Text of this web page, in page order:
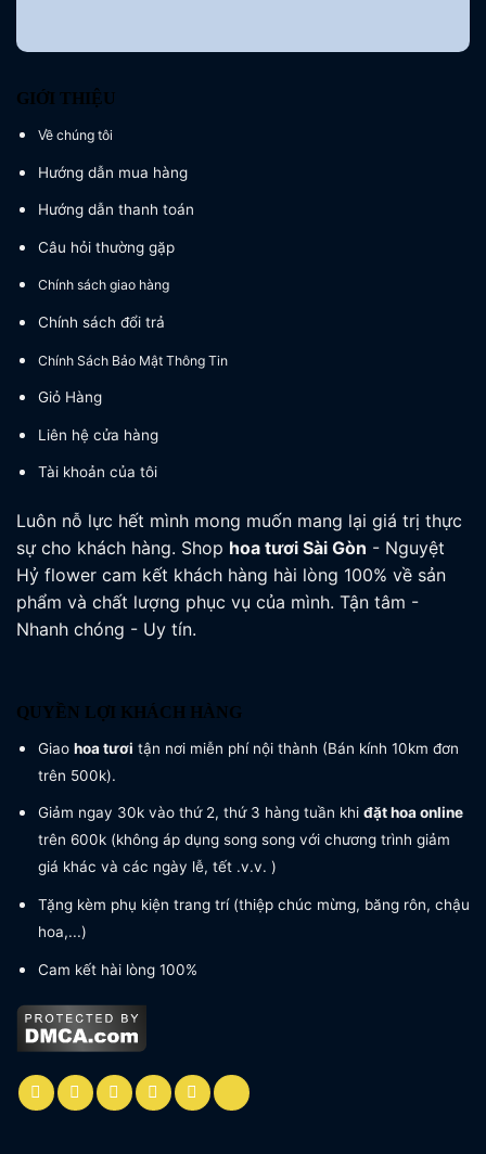
GIỚI THIỆU
Về chúng tôi
Hướng dẫn mua hàng
Hướng dẫn thanh toán
Câu hỏi thường gặp
Chính sách giao hàng
Chính sách đổi trả
Chính Sách Bảo Mật Thông Tin
Giỏ Hàng
Liên hệ cửa hàng
Tài khoản của tôi
Luôn nỗ lực hết mình mong muốn mang lại giá trị thực
sự cho khách hàng. Shop hoa tươi Sài Gòn - Nguyệt
Hỷ flower cam kết khách hàng hài lòng 100% về sản
phẩm và chất lượng phục vụ của mình. Tận tâm -
Nhanh chóng - Uy tín.
QUYỀN LỢI KHÁCH HÀNG
Giao hoa tươi tận nơi miễn phí nội thành (Bán kính 10km đơn
trên 500k).
Giảm ngay 30k vào thứ 2, thứ 3 hàng tuần khi đặt hoa online
trên 600k (không áp dụng song song với chương trình giảm
giá khác và các ngày lễ, tết .v.v. )
Tặng kèm phụ kiện trang trí (thiệp chúc mừng, băng rôn, chậu
hoa,...)
Cam kết hài lòng 100%